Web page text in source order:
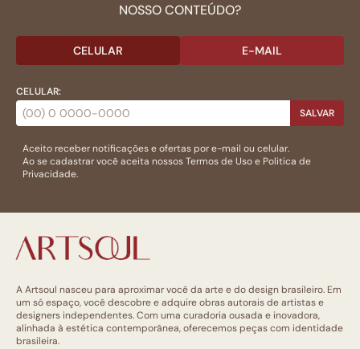
NOSSO CONTEÚDO?
CELULAR E-MAIL
CELULAR:
SALVAR
Aceito receber notificações e ofertas por e-mail ou celular.
Ao se cadastrar você aceita nossosTermos de Usoe Politica de
Privacidade.
A Artsoul nasceu para aproximar você da arte e do design brasileiro. Em
um só espaço, você descobre e adquire obras autorais de artistas e
designers independentes. Com uma curadoria ousada e inovadora,
alinhada à estética contemporânea, oferecemos peças com identidade
brasileira.